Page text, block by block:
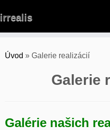
to
irrealis
Úvod » Galerie realizácií
Galerie
Galérie našich